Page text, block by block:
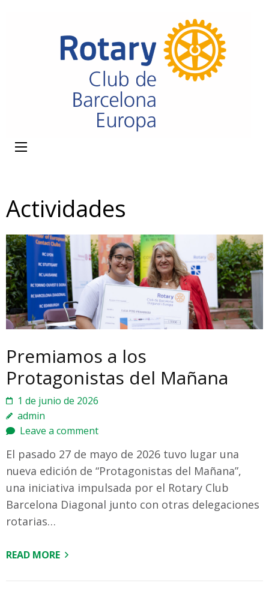
Actividades
Premiamos a los
Protagonistas del Mañana
1 de junio de 2026
admin
Leave a comment
El pasado 27 de mayo de 2026 tuvo lugar una
nueva edición de “Protagonistas del Mañana”,
una iniciativa impulsada por el Rotary Club
Barcelona Diagonal junto con otras delegaciones
rotarias…
READ MORE